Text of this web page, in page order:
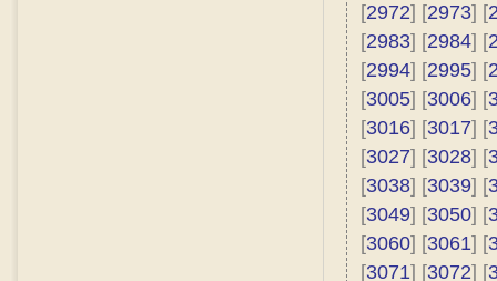
[2972] [2973] [
[2983] [2984] [
[2994] [2995] [
[3005] [3006] [
[3016] [3017] [
[3027] [3028] [
[3038] [3039] [
[3049] [3050] [
[3060] [3061] [
[3071] [3072] [